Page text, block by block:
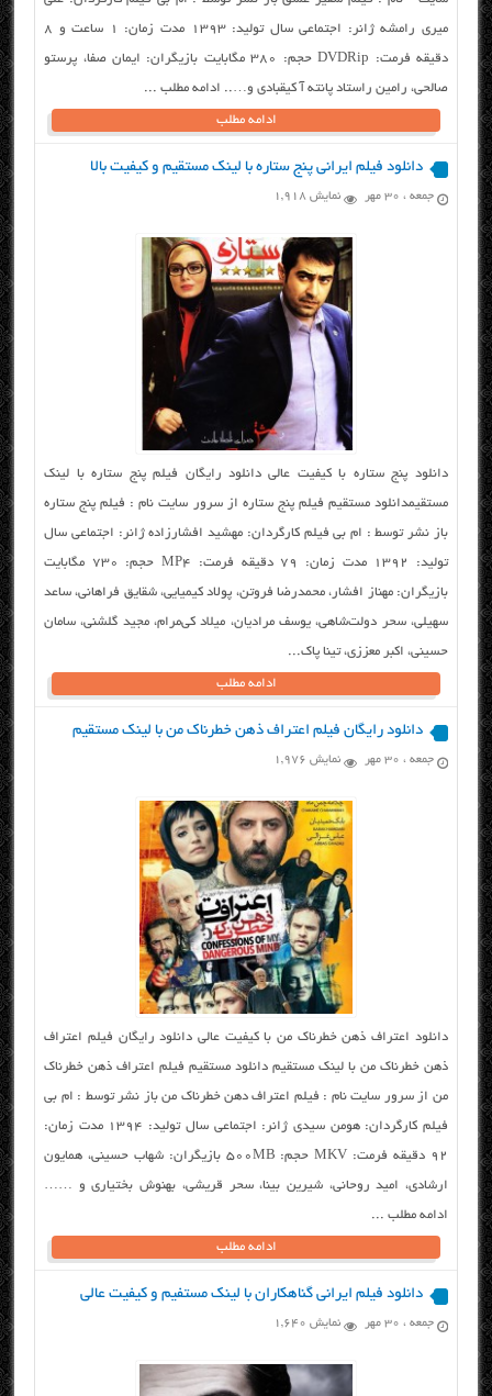
میری رامشه ژانر: اجتماعی سال تولید: ۱۳۹۳ مدت زمان: ۱ ساعت و ۸
دقیقه فرمت: DVDRip حجم: ۳۸۰ مگابایت بازیگران: ایمان صفا، پرستو
صالحی، رامین راستاد پانته آ کیقبادی و….. ادامه مطلب ...
ادامه مطلب
دانلود فیلم ایرانی پنج ستاره با لینک مستقیم و کیفیت بالا
جمعه ، ۳۰ مهر نمایش 1,918
دانلود پنج ستاره با کیفیت عالی دانلود رایگان فیلم پنج ستاره با لینک
مستقیمدانلود مستقیم فیلم پنج ستاره از سرور سایت نام : فیلم پنج ستاره
باز نشر توسط : ام بی فیلم کارگردان: مهشید افشارزاده ژانر: اجتماعی سال
تولید: ۱۳۹۲ مدت زمان: ۷۹ دقیقه فرمت: MP4 حجم: ۷۳۰ مگابایت
بازیگران: مهناز افشار، محمدرضا فروتن، پولاد کیمیایی، شقایق فراهانی، ساعد
سهیلی، سحر دولت‌شاهی، یوسف مرادیان، میلاد کی‌مرام، مجید گلشنی، سامان
حسینی، اکبر معززی، تینا پاک...
ادامه مطلب
دانلود رایگان فیلم اعتراف ذهن خطرناک من با لینک مستقیم
جمعه ، ۳۰ مهر نمایش 1,976
دانلود اعتراف ذهن خطرناک من با کیفیت عالی دانلود رایگان فیلم اعتراف
ذهن خطرناک من با لینک مستقیم دانلود مستقیم فیلم اعتراف ذهن خطرناک
من از سرور سایت نام : فیلم اعتراف دهن خطرناک من باز نشر توسط : ام بی
فیلم کارگردان: هومن سیدی ژانر: اجتماعی سال تولید: ۱۳۹۴ مدت زمان:
۹۲ دقیقه فرمت: MKV حجم: ۵۰۰MB بازیگران: شهاب حسینی، همایون
ارشادی، امید روحانی، شیرین بینا، سحر قریشی، بهنوش بختیاری و ……
ادامه مطلب ...
ادامه مطلب
دانلود فیلم ایرانی گناهکاران با لینک مستفیم و کیفیت عالی
جمعه ، ۳۰ مهر نمایش 1,640